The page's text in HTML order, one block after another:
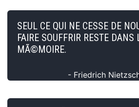
SEUL CE QUI NE CESSE DE
FAIRE SOUFFRIR RESTE DANS
MÃ©MOIRE.
- Friedrich